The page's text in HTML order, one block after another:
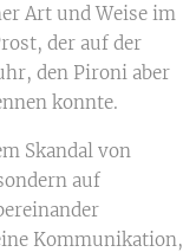
Art und Weise im
der auf der
den Pironi aber
konnte.
Skandal von
auf
Kommunikation,